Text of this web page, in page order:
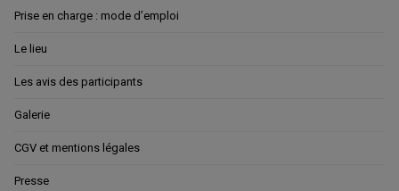
Prise en charge : mode d’emploi
Le lieu
Les avis des participants
Galerie
CGV et mentions légales
Presse